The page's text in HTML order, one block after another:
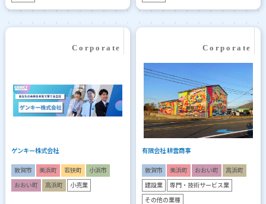
ゲンキー株式会社
敦賀市 美浜町 若狭町 小浜市
おおい町 高浜町 小売業
有限会社 耕雲商事
敦賀市 美浜町 おおい町 高浜町
建設業 専門・技術サービス業
その他の業種